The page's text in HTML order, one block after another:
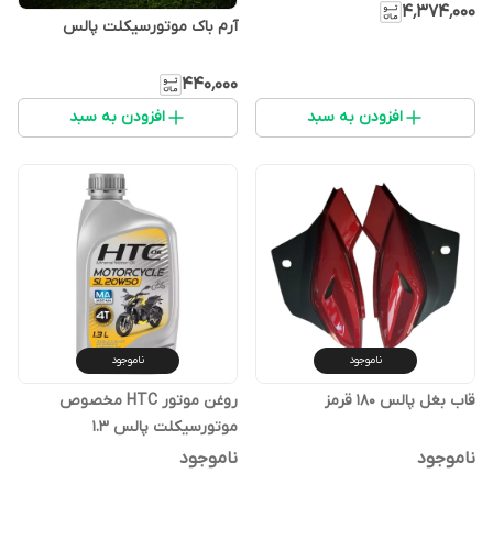
۴٬۳۷۴٬۰۰۰
افزودن به سبد
آرم باک موتورسیکلت پالس
۴۴۰٬۰۰۰
افزودن به سبد
ناموجود
قاب بغل پالس ۱۸۰ قرمز
ناموجود
ناموجود
روغن موتور HTC مخصوص
موتورسیکلت پالس 1.3
ناموجود